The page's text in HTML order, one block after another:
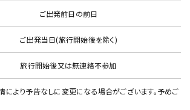
ご出発前日の前日
ご出発当日(旅行開始後を除く)
旅行開始後又は無連絡不参加
より予告なしに変更になる場合がございます。予めご